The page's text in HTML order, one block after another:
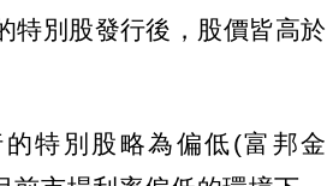
特別股發行後，股價皆高於
特別股略為偏低(富邦金